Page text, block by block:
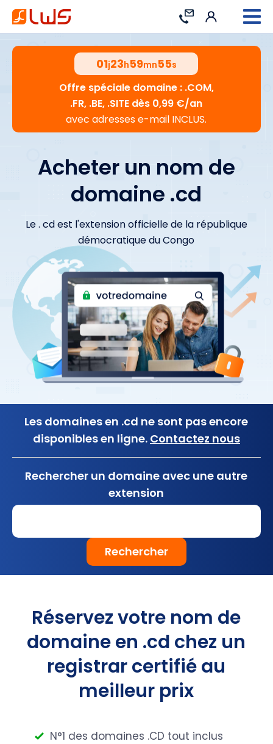
Contact Connexion
01j23h59mn54s
Offre spéciale domaine : .COM,
.FR, .BE, .SITE dès 0,99 €/an
avec adresses e-mail INCLUS.
Acheter un nom de
domaine .cd
Le . cd est l'extension officielle de la république
démocratique du Congo
Les domaines en .cd ne sont pas encore
disponibles en ligne. Contactez nous
Rechercher un domaine avec une autre
extension
Rechercher
Réservez votre nom de
domaine en .cd chez un
registrar certifié au
meilleur prix
N°1 des domaines .CD tout inclus